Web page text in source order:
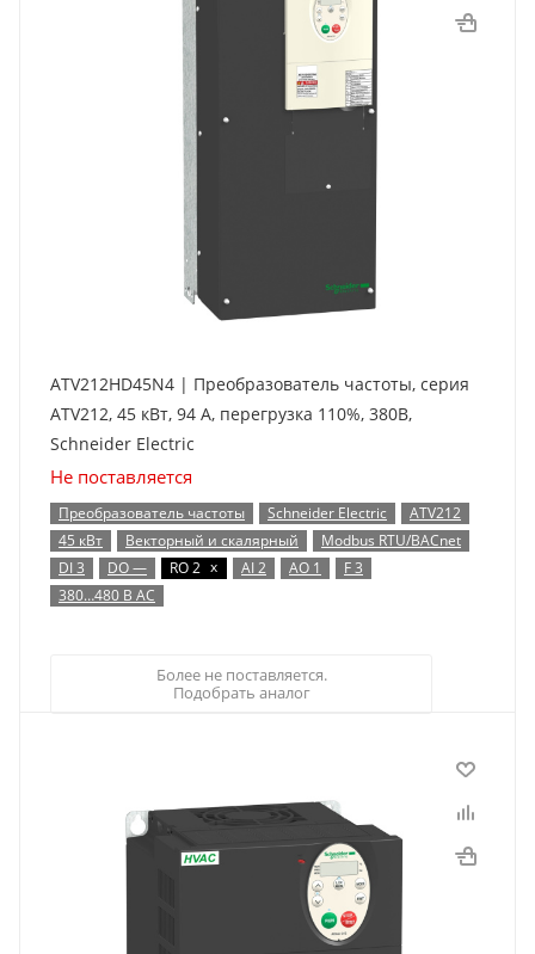
ATV212HD45N4 | Преобразователь частоты, серия
ATV212, 45 кВт, 94 А, перегрузка 110%, 380B,
Schneider Electric
Не поставляется
Преобразователь частоты Schneider Electric
ATV212
45 кВт
Векторный и скалярный
Modbus RTU/BACnet
DI 3
DO — RO 2 x AI 2 AO 1
F 3
380…480 В AC
Более не поставляется.
Подобрать аналог